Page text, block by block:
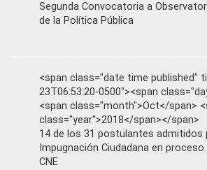
Segunda Convocatoria a
de la Política Pública
<span class="date time published"
23T06:53:20-0500"><span
<span class="month">Oct</span>
class="year">2018</span></span>
14 de los 31 postulantes admitidos
Impugnación Ciudadana en
CNE